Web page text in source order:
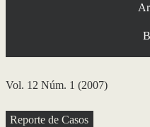
Vol. 12 Núm. 1 (2007)
Reporte de Casos